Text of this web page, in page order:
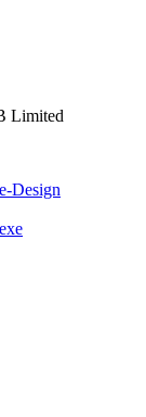
Limited
Design